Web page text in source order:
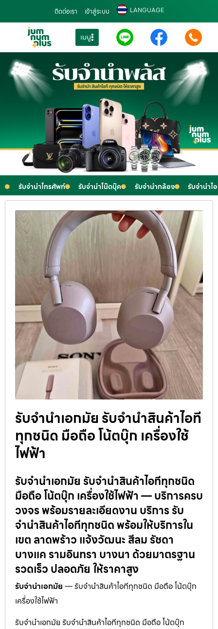
ติดต่อเรา เข้าสู่ระบบ LANGUAGE
เมนู
รับจำนำโทรศัพท์ รับจำนำโน๊ตบุ๊ค รับจำนำกล้อง รับจำนำไ
รับจำนำเอกมัย รับจำนำสินค้าไอที
ทุกชนิด มือถือ โน้ตบุ๊ก เครื่องใช้
ไฟฟ้า
รับจำนำเอกมัย รับจำนำสินค้าไอทีทุกชนิด
มือถือ โน้ตบุ๊ก เครื่องใช้ไฟฟ้า — บริการครบ
วงจร พร้อมรายละเอียดงาน บริการ รับ
จำนำสินค้าไอทีทุกชนิด พร้อมให้บริการใน
เขต ลาดพร้าว แจ้งวัฒนะ สีลม รัชดา
บางแค รามอินทรา บางนา ด้วยมาตรฐาน
รวดเร็ว ปลอดภัย ให้ราคาสูง
รับจำนำเอกมัย — รับจำนำสินค้าไอทีทุกชนิด มือถือ โน้ตบุ๊ก
เครื่องใช้ไฟฟ้า
รับจำนำเอกมัย รับจำนำสินค้าไอทีทุกชนิด มือถือ โน้ตบุ๊ก